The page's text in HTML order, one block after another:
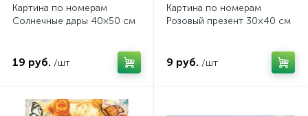
Картина по номерам
Солнечные дары 40×50 см
19 руб. /шт
Картина по номерам
Розовый презент 30×40 см
9 руб. /шт